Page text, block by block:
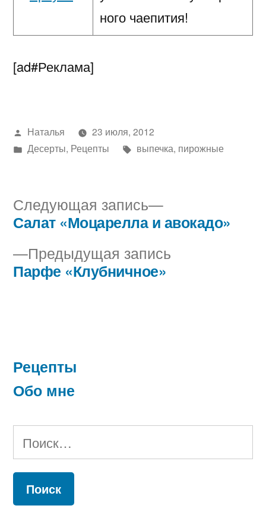
ного чаепития!
[ad#Реклама]
Написано
автором
Наталья
23 июля, 2012
Написано
Десерты, Рецепты Метки:
выпечка, пирожные
Навигация
по
записям
Предыдущая запись
Парфе «Клубничное»
Следующая запись
Следующая
запись:
Салат «Моцарелла и авокадо»
Рецепты
Обо мне
Найти: